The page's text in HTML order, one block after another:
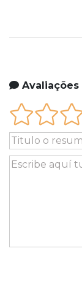
Avaliações